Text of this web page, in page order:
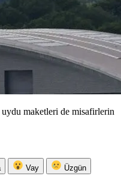
maketleri de misafirlerin
Vay Üzgün